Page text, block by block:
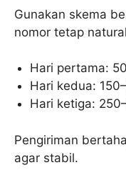
Gunakan skema
nomor tetap
Hari pertama:
Hari kedua:
Hari ketiga:
Pengiriman
agar stabil.